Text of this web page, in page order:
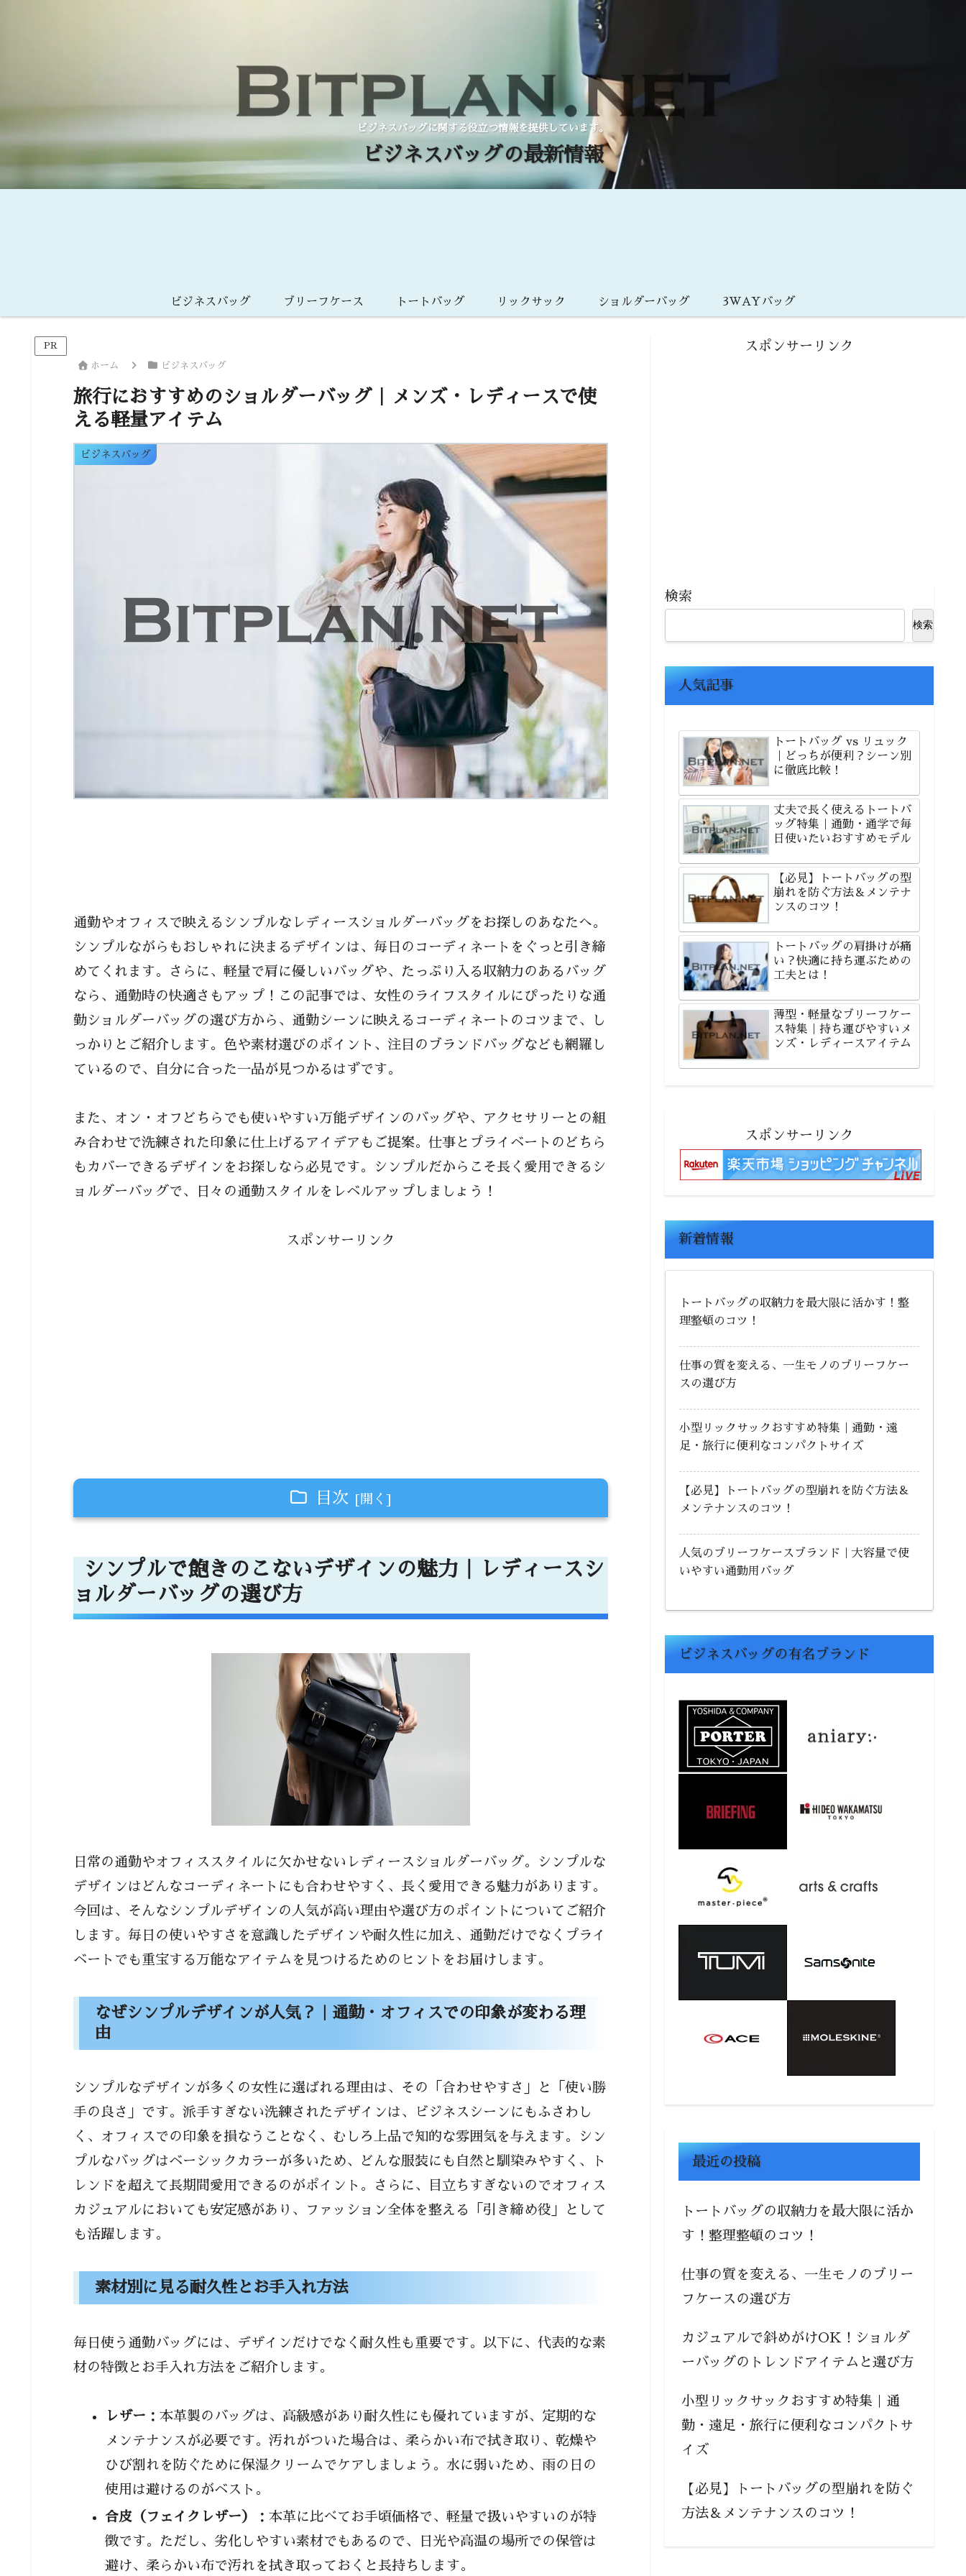
ビジネスバッグに関する役立つ情報を提供しています。
ビジネスバッグの最新情報
ビジネスバッグ ブリーフケース トートバッグ リックサック ショルダーバッグ 3WAYバッグ
PR
ホーム ビジネスバッグ
旅行におすすめのショルダーバッグ｜メンズ・レディースで使
える軽量アイテム
ビジネスバッグ
通勤やオフィスで映えるシンプルなレディースショルダーバッグをお探しのあなたへ。
シンプルながらもおしゃれに決まるデザインは、毎日のコーディネートをぐっと引き締
めてくれます。さらに、軽量で肩に優しいバッグや、たっぷり入る収納力のあるバッグ
なら、通勤時の快適さもアップ！この記事では、女性のライフスタイルにぴったりな通
勤ショルダーバッグの選び方から、通勤シーンに映えるコーディネートのコツまで、し
っかりとご紹介します。色や素材選びのポイント、注目のブランドバッグなども網羅し
ているので、自分に合った一品が見つかるはずです。
また、オン・オフどちらでも使いやすい万能デザインのバッグや、アクセサリーとの組
み合わせで洗練された印象に仕上げるアイデアもご提案。仕事とプライベートのどちら
もカバーできるデザインをお探しなら必見です。シンプルだからこそ長く愛用できるシ
ョルダーバッグで、日々の通勤スタイルをレベルアップしましょう！
スポンサーリンク
目次
び方
なぜシンプルデザインが人気？｜通勤・オフィスでの印象が変わる理由
素材別に見る耐久性とお手入れ方法
通勤時にも軽くて快適｜毎日使いたくなるレディースショルダーバッグの魅
肩への負担を軽減するためのポイント｜軽量バッグの特徴
荷物が多くても安心！機能性抜群の収納力
シンプルデザインのバッグで印象アップ｜オフィスでのスマートな見せ方
シンプルながらも差をつけるカラーと形の選び方
通勤スタイルを格上げするブランド別おすすめショルダーバッグ
定番から新作まで｜人気ブランドのシンプルバッグ特集
トレンドを押さえたブランド選びのコツ
用法
プライベートでも使えるデザインとコーディネート提案
まとめ
シンプルで飽きのこないデザインの魅力｜レディースシ
ョルダーバッグの選び方
日常の通勤やオフィススタイルに欠かせないレディースショルダーバッグ。シンプルな
デザインはどんなコーディネートにも合わせやすく、長く愛用できる魅力があります。
今回は、そんなシンプルデザインの人気が高い理由や選び方のポイントについてご紹介
します。毎日の使いやすさを意識したデザインや耐久性に加え、通勤だけでなくプライ
ベートでも重宝する万能なアイテムを見つけるためのヒントをお届けします。
なぜシンプルデザインが人気？｜通勤・オフィスでの印象が変わる理
由
シンプルなデザインが多くの女性に選ばれる理由は、その「合わせやすさ」と「使い勝
手の良さ」です。派手すぎない洗練されたデザインは、ビジネスシーンにもふさわし
く、オフィスでの印象を損なうことなく、むしろ上品で知的な雰囲気を与えます。シン
プルなバッグはベーシックカラーが多いため、どんな服装にも自然と馴染みやすく、ト
レンドを超えて長期間愛用できるのがポイント。さらに、目立ちすぎないのでオフィス
カジュアルにおいても安定感があり、ファッション全体を整える「引き締め役」として
も活躍します。
素材別に見る耐久性とお手入れ方法
毎日使う通勤バッグには、デザインだけでなく耐久性も重要です。以下に、代表的な素
材の特徴とお手入れ方法をご紹介します。
レザー ：本革製のバッグは、高級感があり耐久性にも優れていますが、定期的な
メンテナンスが必要です。汚れがついた場合は、柔らかい布で拭き取り、乾燥や
ひび割れを防ぐために保湿クリームでケアしましょう。水に弱いため、雨の日の
使用は避けるのがベスト。
合皮（フェイクレザー）
：本革に比べてお手頃価格で、軽量で扱いやすいのが特
徴です。ただし、劣化しやすい素材でもあるので、日光や高温の場所での保管は
避け、柔らかい布で汚れを拭き取っておくと長持ちします。
スポンサーリンク
検索
検索
人気記事
トートバッグ vs リュック
｜どっちが便利？シーン別
に徹底比較！
丈夫で長く使えるトートバ
ッグ特集｜通勤・通学で毎
日使いたいおすすめモデル
【必見】トートバッグの型
崩れを防ぐ方法＆メンテナ
ンスのコツ！
トートバッグの肩掛けが痛
い？快適に持ち運ぶための
工夫とは！
薄型・軽量なブリーフケー
ス特集｜持ち運びやすいメ
ンズ・レディースアイテム
スポンサーリンク
新着情報
トートバッグの収納力を最大限に活かす！整
理整頓のコツ！
仕事の質を変える、一生モノのブリーフケー
スの選び方
小型リックサックおすすめ特集｜通勤・遠
足・旅行に便利なコンパクトサイズ
【必見】トートバッグの型崩れを防ぐ方法＆
メンテナンスのコツ！
人気のブリーフケースブランド｜大容量で使
いやすい通勤用バッグ
ビジネスバッグの有名ブランド
最近の投稿
トートバッグの収納力を最大限に活か
す！整理整頓のコツ！
仕事の質を変える、一生モノのブリー
フケースの選び方
カジュアルで斜めがけOK！ショルダ
ーバッグのトレンドアイテムと選び方
小型リックサックおすすめ特集｜通
勤・遠足・旅行に便利なコンパクトサ
イズ
【必見】トートバッグの型崩れを防ぐ
方法＆メンテナンスのコツ！